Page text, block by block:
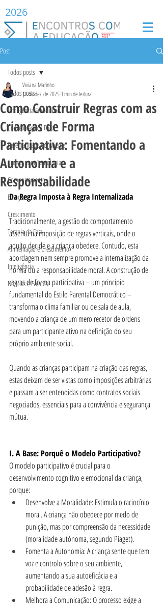
2026
Post
Todos posts
Inteligência Emocional
Concentração e Foco
Parentalidade Consciente
Crescer com Tecnologia
Comportamento
Emoções
Crescimento
Terapia da Fala
Alimentação e Crescimento
Inteligência
Notícias e Eventos
Todos posts
Como Construir Regras com as
Crianças de Forma
Participativa: Fomentando a
Autonomia e a
Responsabilidade
Viviana Marinho
12 de dez. de 20253 min de leitura
Da Regra Imposta à Regra Internalizada
Tradicionalmente, a gestão do comportamento
assenta na imposição de regras verticais, onde o
adulto decide e a criança obedece. Contudo, esta
abordagem nem sempre promove a internalização da
norma ou a responsabilidade moral. A construção de
regras de forma participativa – um princípio
fundamental do Estilo Parental Democrático –
transforma o clima familiar ou de sala de aula,
movendo a criança de um mero recetor de ordens
para um participante ativo na definição do seu
próprio ambiente social.
Quando as crianças participam na criação das regras,
estas deixam de ser vistas como imposições arbitrárias
e passam a ser entendidas como contratos sociais
negociados, essenciais para a convivência e segurança
mútua.
I. A Base: Porquê o Modelo Participativo?
O modelo participativo é crucial para o
desenvolvimento cognitivo e emocional da criança,
porque:
Desenvolve a Moralidade: Estimula o raciocínio
moral. A criança não obedece por medo de
punição, mas por compreensão da necessidade
(moralidade autónoma, segundo Piaget).
Fomenta a Autonomia: A criança sente que tem
voz e controlo sobre o seu ambiente,
aumentando a sua autoeficácia e a
probabilidade de adesão à regra.
Melhora a Comunicação: O processo exige a